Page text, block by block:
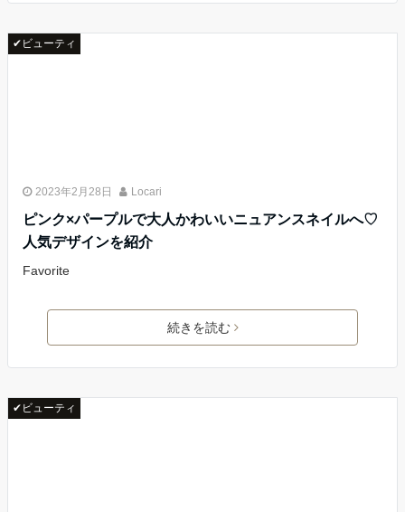
✔ビューティ
2023年2月28日 Locari
ピンク×パープルで大人かわいいニュアンスネイルへ♡
人気デザインを紹介
Favorite
続きを読む
✔ビューティ